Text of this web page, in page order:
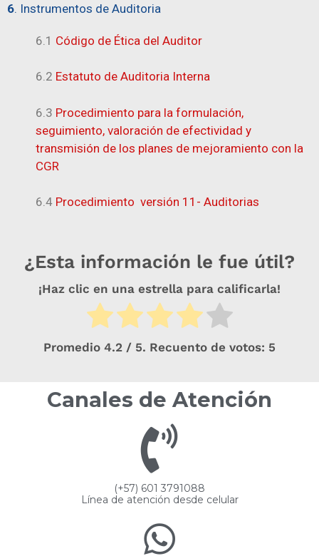
6. Instrumentos de Auditoria
6.1 Código de Ética del Auditor
6.2 Estatuto de Auditoria Interna
6.3 Procedimiento para la formulación,
seguimiento, valoración de efectividad y
transmisión de los planes de mejoramiento con la
CGR
6.4 Procedimiento versión 11- Auditorias
¿Esta información le fue útil?
¡Haz clic en una estrella para calificarla!
Promedio 4.2 / 5. Recuento de votos: 5
Canales de Atención
(+57) 601 3791088
Línea de atención desde celular